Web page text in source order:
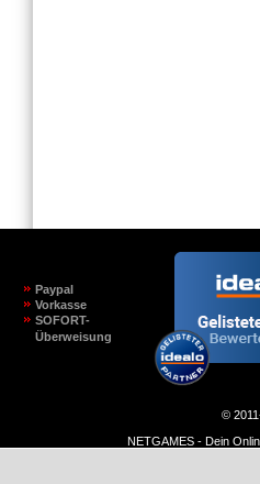
Paypal
Vorkasse
SOFORT-
Überweisung
©
NETGAMES - Dein